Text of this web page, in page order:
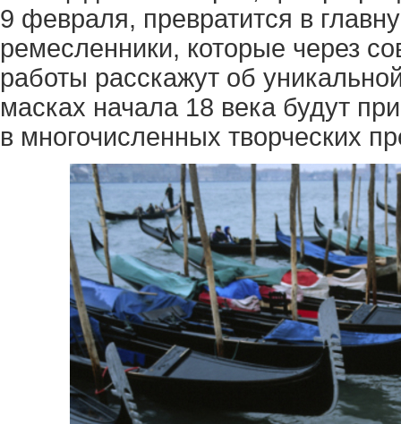
9 февраля, превратится в
ремесленники, которые через
работы расскажут об
масках начала 18 века будут
в многочисленных творческих